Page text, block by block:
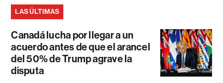
LAS ÚLTIMAS
Canadá lucha por llegar a un
acuerdo antes de que el arancel
del 50% de Trump agrave la
disputa